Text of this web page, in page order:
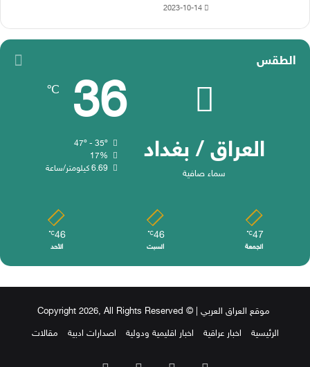
2023-10-14
الطقس
العراق / بغداد
سماء صافية
36
℃
47º - 35º
17%
6.69 كيلومتر/ساعة
47
℃
الجمعة
46
℃
السبت
46
℃
الأحد
موقع العراق العربي | © Copyright 2026, All Rights Reserved
الرئيسية
اخبار عراقية اخبار اقليمية ودولية اصدارات ادبية مقالات